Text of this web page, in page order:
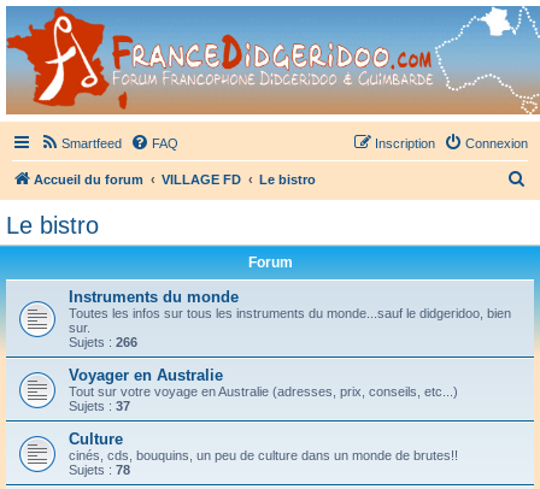
France Didgeridoo
Didgeridoo et Guimbarde sur France Didgeridoo - retrouvez la communauté.
Smartfeed FAQ Connexion
Inscription
Accueil du forum VILLAGE FD Le bistro
Le bistro
Forum
Instruments du monde
Toutes les infos sur tous les instruments du monde...sauf le didgeridoo, bien
sur.
Sujets : 266
Voyager en Australie
Tout sur votre voyage en Australie (adresses, prix, conseils, etc...)
Sujets : 37
Culture
cinés, cds, bouquins, un peu de culture dans un monde de brutes!!
Sujets : 78